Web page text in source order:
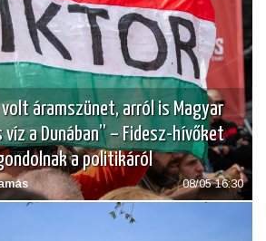
volt áramszünet, arról is Magyar
a Dunában” – Fidesz-hívőket
a politikáról
08/05 16:30